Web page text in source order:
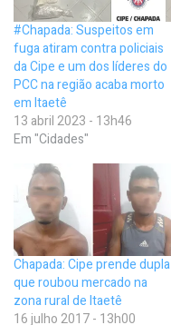
#Chapada: Suspeitos em
fuga atiram contra policiais
da Cipe e um dos líderes do
PCC na região acaba morto
em Itaetê
13 abril 2023 - 13h46
Em "Cidades"
Chapada: Cipe prende dupla
que roubou mercado na
zona rural de Itaetê
16 julho 2017 - 13h00